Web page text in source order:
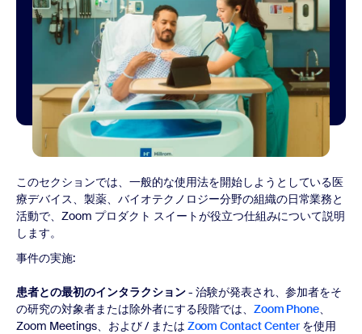
このセクションでは、一般的な使用法を開始しようとしている医
療デバイス、製薬、バイオテクノロジー分野の組織の日常業務と
活動で、Zoom プロダクト スイートが役立つ仕組みについて説明
します。
事件の実施:
患者との最初のインタラクション- 治験が発表され、参加者をそ
の研究の対象者または除外者にする段階では、 Zoom Phone
Zoom Meetings、および / または Zoom Contact Center を使用